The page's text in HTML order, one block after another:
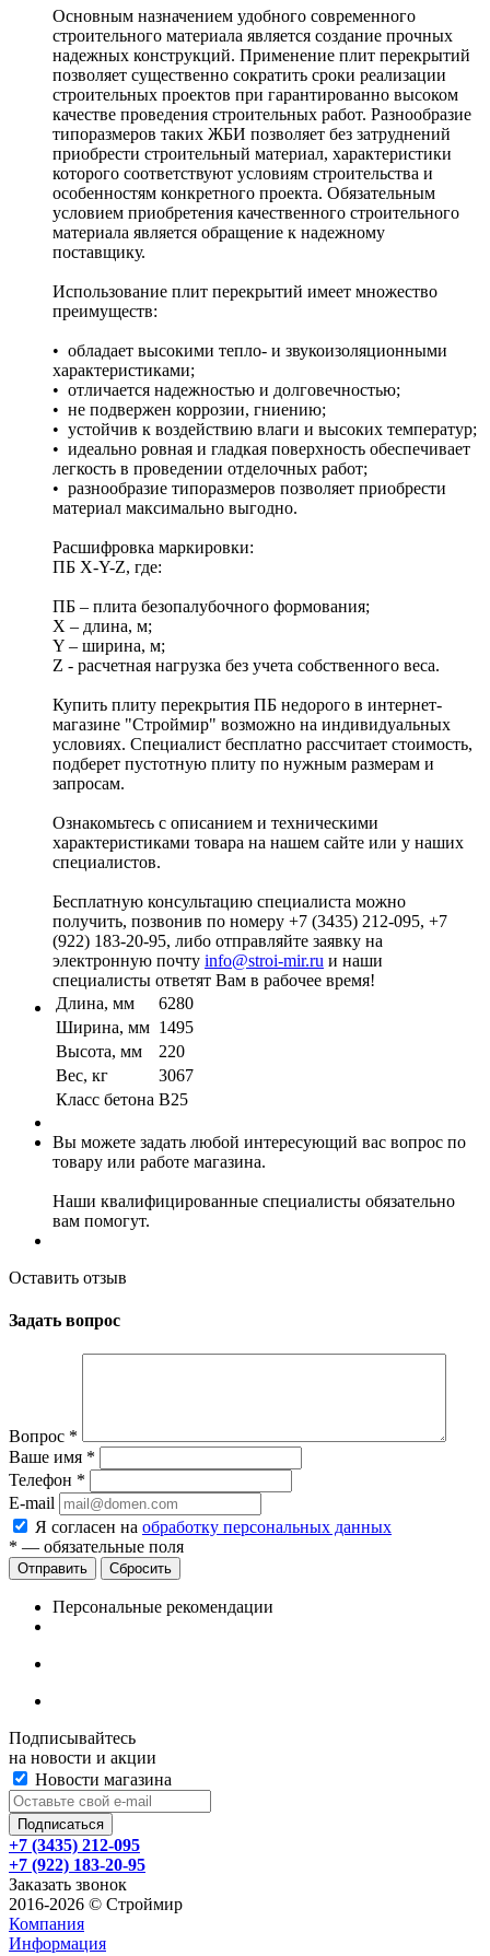
Основным назначением удобного современного
строительного материала является создание прочных
надежных конструкций. Применение плит перекрытий
позволяет существенно сократить сроки реализации
строительных проектов при гарантированно высоком
качестве проведения строительных работ. Разнообразие
типоразмеров таких ЖБИ позволяет без затруднений
приобрести строительный материал, характеристики
которого соответствуют условиям строительства и
особенностям конкретного проекта. Обязательным
условием приобретения качественного строительного
материала является обращение к надежному
поставщику.
Использование плит перекрытий имеет множество
преимуществ:
• обладает высокими тепло- и звукоизоляционными
характеристиками;
• отличается надежностью и долговечностью;
• не подвержен коррозии, гниению;
• устойчив к воздействию влаги и высоких температур;
• идеально ровная и гладкая поверхность обеспечивает
легкость в проведении отделочных работ;
• разнообразие типоразмеров позволяет приобрести
материал максимально выгодно.
Расшифровка маркировки:
ПБ X-Y-Z, где:
ПБ – плита безопалубочного формования;
X – длина, м;
Y – ширина, м;
Z - расчетная нагрузка без учета собственного веса.
Купить плиту перекрытия ПБ недорого в интернет-
магазине "Строймир" возможно на индивидуальных
условиях. Специалист бесплатно рассчитает стоимость,
подберет пустотную плиту по нужным размерам и
запросам.
Ознакомьтесь с описанием и техническими
характеристиками товара на нашем сайте или у наших
специалистов.
Бесплатную консультацию специалиста можно
получить, позвонив по номеру +7 (3435) 212-095, +7
(922) 183-20-95, либо отправляйте заявку на
электронную почту info@stroi-mir.ru и наши
специалисты ответят Вам в рабочее время!
Длина, мм
6280
Ширина, мм 1495
Высота, мм
220
Вес, кг
3067
Класс бетона B25
Вы можете задать любой интересующий вас вопрос по
товару или работе магазина.
Наши квалифицированные специалисты обязательно
вам помогут.
Оставить отзыв
Задать вопрос
Вопрос *
Ваше имя *
Телефон *
E-mail
Я согласен на обработку персональных данных
* — обязательные поля
Сбросить
Персональные рекомендации
Подписывайтесь
на новости и акции
Новости магазина
+7 (3435) 212-095
+7 (922) 183-20-95
Заказать звонок
2016-2026 © Строймир
Компания
Информация